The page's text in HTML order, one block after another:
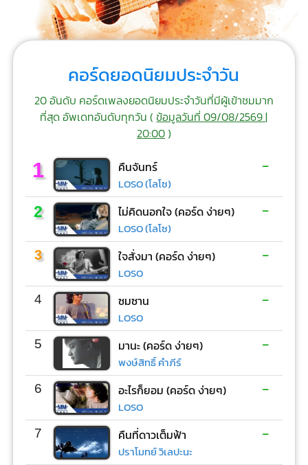
คอร์ดยอดนิยมประจำวัน
20 อันดับ คอร์ดเพลงยอดนิยมประจำวันที่มีผู้เข้าชมมาก
ที่สุด อัพเดทอันดับทุกวัน (ข้อมูลวันที่ 09/08/2569 |
20:00)
1 คืนจันทร์
LOSO (โลโซ)
-
2 ไม่คิดนอกใจ (คอร์ด ง่ายๆ)
LOSO (โลโซ)
-
3 ใจสั่งมา (คอร์ด ง่ายๆ)
LOSO
-
4 ซมซาน
LOSO
-
5 มานะ (คอร์ด ง่ายๆ)
พงษ์สิทธิ์ คำภีร์
-
6 อะไรก็ยอม (คอร์ด ง่ายๆ)
LOSO
-
7 คืนที่ดาวเต็มฟ้า
ปราโมทย์ วิเลปะนะ
-